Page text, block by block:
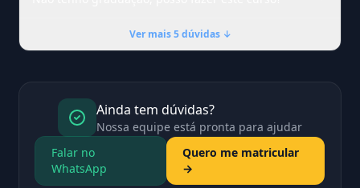
Ver mais 5 dúvidas ↓
Ainda tem dúvidas?
Nossa equipe está pronta para ajudar
Falar no
WhatsApp
Quero me matricular
→